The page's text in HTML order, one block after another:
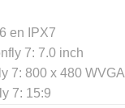
en IPX7
7: 7.0 inch
7: 800 x 480 WVGA
7: 15:9